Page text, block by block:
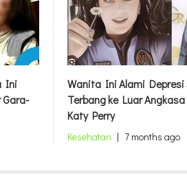
Ini
Gara-
Wanita Ini Alami Depresi
Terbang ke Luar
Katy Perry
Kesehatan | 7 months ago